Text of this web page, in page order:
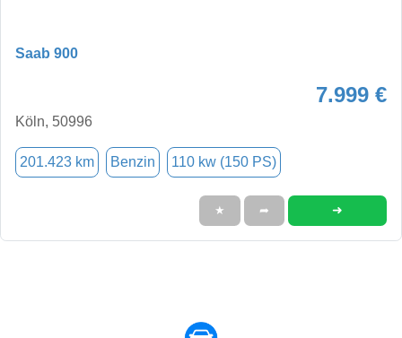
Saab 900
7.999 €
Köln, 50996
201.423 km Benzin 110 kw (150 PS)
★ ➦ ➜